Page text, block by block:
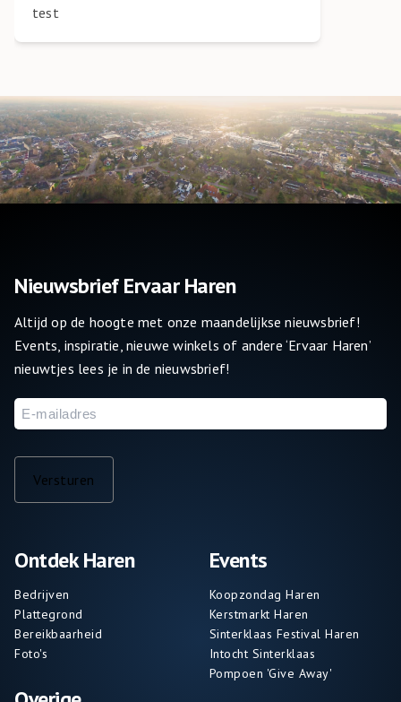
test
Ontdek Haren
Bedrijven
Plattegrond
Bereikbaarheid
Foto's
Events
Koopzondag Haren
Kerstmarkt Haren
Sinterklaas Festival Haren
Intocht Sinterklaas
Pompoen 'Give Away'
Nieuwsbrief Ervaar Haren
Altijd op de hoogte met onze maandelijkse nieuwsbrief!
Events, inspiratie, nieuwe winkels of andere ‘Ervaar Haren’
nieuwtjes lees je in de nieuwsbrief!
E-
mailadres
Versturen